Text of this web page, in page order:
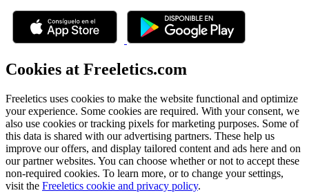
Cookies at Freeletics.com
Freeletics uses cookies to make the website functional and optimize
your experience. Some cookies are required. With your consent, we
also use cookies or tracking pixels for marketing purposes. Some of
this data is shared with our advertising partners. These help us
improve our offers, and display tailored content and ads here and on
our partner websites. You can choose whether or not to accept these
non-required cookies. To learn more, or to change your settings,
visit the Freeletics cookie and privacy policy.